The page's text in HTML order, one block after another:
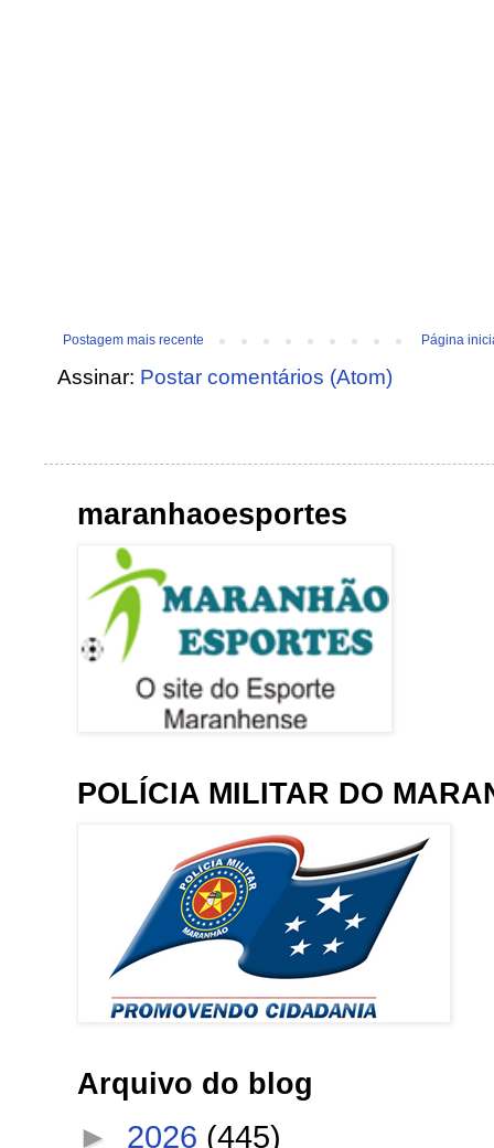
Postagem mais recente Página
Assinar: Postar comentários (Atom)
maranhaoesportes
POLÍCIA MILITAR DO
Arquivo do blog
► 2026 (445)